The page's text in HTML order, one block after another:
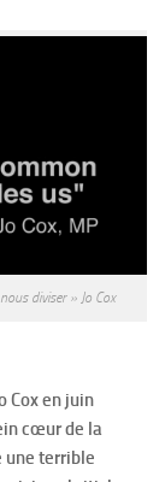
diviser » Jo Cox
Cox en juin
cœur de la
une terrible